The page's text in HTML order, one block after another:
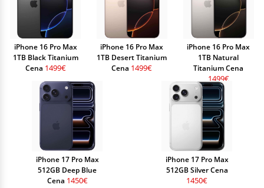
iPhone 16 Pro Max
1TB Black Titanium
Cena 1499€
iPhone 16 Pro Max
1TB Desert Titanium
Cena 1499€
iPhone 16 Pro Max
1TB Natural
Titanium Cena
1499€
iPhone 17 Pro Max
512GB Deep Blue
Cena 1450€
iPhone 17 Pro Max
512GB Silver Cena
1450€